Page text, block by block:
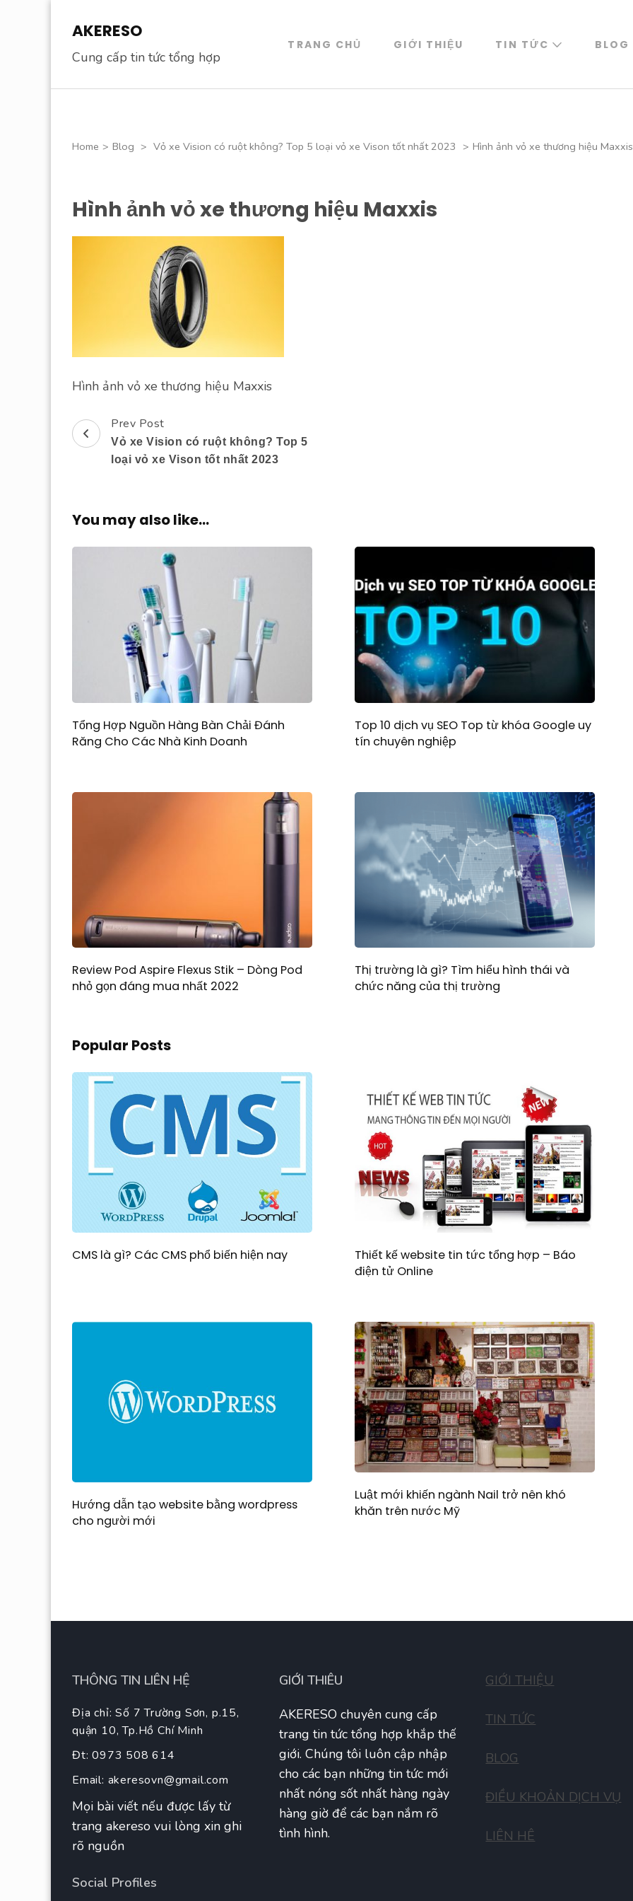
content
Enter)
AKERESO
Cung cấp tin tức tổng hợp
TRANG CHỦ GIỚI THIỆU TIN TỨC BLOG
Home > Blog > Vỏ xe Vision có ruột không? Top 5 loại vỏ xe Vison tốt nhất 2023 > Hình ảnh vỏ xe thương hiệu Maxxis
Hình ảnh vỏ xe thương hiệu Maxxis
Hình ảnh vỏ xe thương hiệu Maxxis
Post
Navigation
Prev Post
Vỏ xe Vision có ruột không? Top 5
loại vỏ xe Vison tốt nhất 2023
You may also like...
Tổng Hợp Nguồn Hàng Bàn Chải Đánh
Răng Cho Các Nhà Kinh Doanh
Top 10 dịch vụ SEO Top từ khóa Google uy
tín chuyên nghiệp
Review Pod Aspire Flexus Stik – Dòng Pod
nhỏ gọn đáng mua nhất 2022
Thị trường là gì? Tìm hiểu hình thái và
chức năng của thị trường
Popular Posts
CMS là gì? Các CMS phổ biến hiện nay
Thiết kế website tin tức tổng hợp – Báo
điện tử Online
Hướng dẫn tạo website bằng wordpress
cho người mới
Luật mới khiến ngành Nail trở nên khó
khăn trên nước Mỹ
THÔNG TIN LIÊN HỆ
Địa chỉ: Số 7 Trường Sơn, p.15,
quận 10, Tp.Hồ Chí Minh
Đt: 0973 508 614
Email: akeresovn@gmail.com
Mọi bài viết nếu được lấy từ
trang akereso vui lòng xin ghi
rõ nguồn
Social Profiles
GIỚI THIÊU
AKERESO chuyên cung cấp
trang tin tức tổng hợp khắp thế
giới. Chúng tôi luôn cập nhập
cho các bạn những tin tức mới
nhất nóng sốt nhất hàng ngày
hàng giờ để các bạn nắm rõ
tình hình.
GIỚI THIỆU
TIN TỨC
BLOG
ĐIỀU KHOẢN DỊCH VỤ
LIÊN HÊ